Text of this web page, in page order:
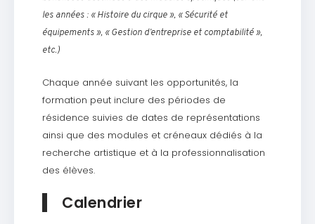
les années : « Histoire du cirque », « Sécurité et
équipements », « Gestion d’entreprise et comptabilité »,
etc.)
Chaque année suivant les opportunités, la
formation peut inclure des périodes de
résidence suivies de dates de représentations
ainsi que des modules et créneaux dédiés à la
recherche artistique et à la professionnalisation
des élèves.
Calendrier